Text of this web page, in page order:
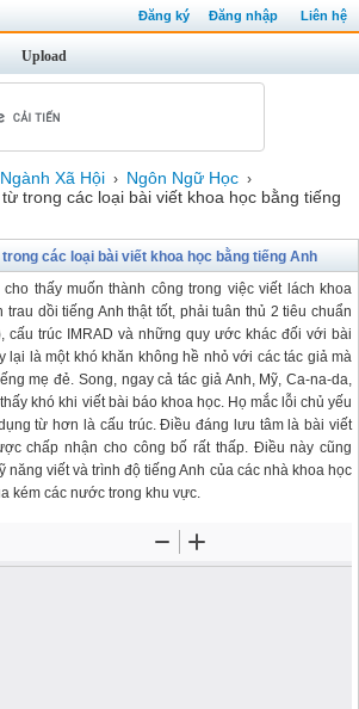
Đăng ký Đăng nhập Liên hệ
Upload
Xã Hội › Ngôn Ngữ Học ›
trong các loại bài viết khoa học bằng tiếng
các loại bài viết khoa học bằng tiếng Anh
thấy muốn thành công trong việc viết lách khoa
trau dồi tiếng Anh thật tốt, phải tuân thủ 2 tiêu chuẩn
cấu trúc IMRAD và những quy ước khác đối với bài
lại là một khó khăn không hề nhỏ với các tác giả mà
mẹ đẻ. Song, ngay cả tác giả Anh, Mỹ, Ca-na-da,
khó khi viết bài báo khoa học. Họ mắc lỗi chủ yếu
từ hơn là cấu trúc. Điều đáng lưu tâm là bài viết
chấp nhận cho công bố rất thấp. Điều này cũng
năng viết và trình độ tiếng Anh của các nhà khoa học
kém các nước trong khu vực.